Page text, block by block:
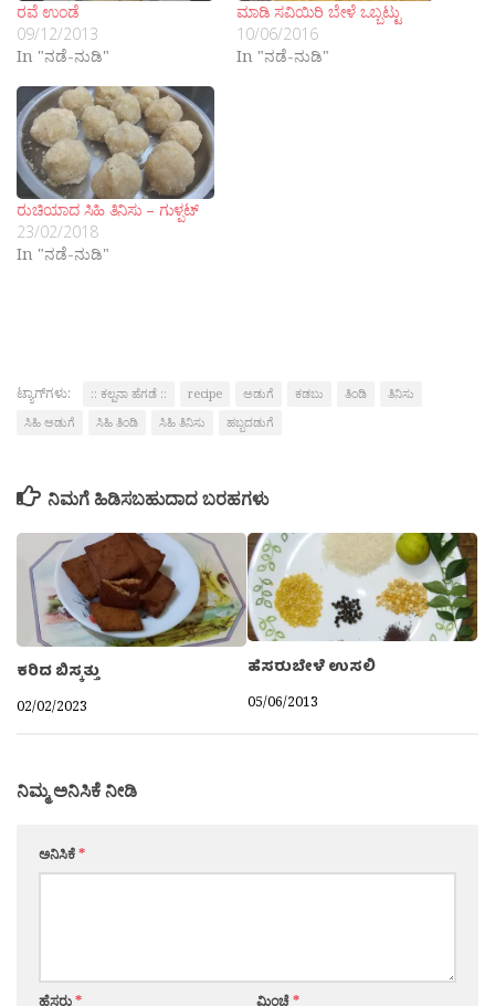
ರವೆ ಉಂಡೆ
09/12/2013
In "ನಡೆ-ನುಡಿ"
ಮಾಡಿ ಸವಿಯಿರಿ ಬೇಳೆ ಒಬ್ಬಟ್ಟು
10/06/2016
In "ನಡೆ-ನುಡಿ"
ರುಚಿಯಾದ ಸಿಹಿ ತಿನಿಸು – ಗುಳ್ಪಟ್
23/02/2018
In "ನಡೆ-ನುಡಿ"
ಟ್ಯಾಗ್‌ಗಳು: :: ಕಲ್ಪನಾ ಹೆಗಡೆ :: recipe ಅಡುಗೆ ಕಡಬು ತಿಂಡಿ
ತಿನಿಸು
ಸಿಹಿ ಅಡುಗೆ
ಸಿಹಿ ತಿಂಡಿ ಸಿಹಿ ತಿನಿಸು ಹಬ್ಬದಡುಗೆ
ನಿಮಗೆ ಹಿಡಿಸಬಹುದಾದ ಬರಹಗಳು
ಕರಿದ ಬಿಸ್ಕತ್ತು
02/02/2023
ಹೆಸರುಬೇಳೆ ಉಸಲಿ
05/06/2013
ನಿಮ್ಮ ಅನಿಸಿಕೆ ನೀಡಿ
ಅನಿಸಿಕೆ*
ಹೆಸರು* ಮಿಂಚೆ*